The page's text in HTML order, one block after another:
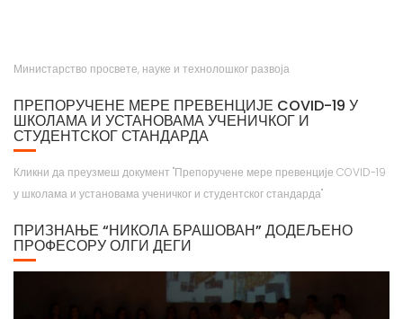
Министарство просвете, науке и технолошког развоја
ПРЕПОРУЧЕНЕ МЕРЕ ПРЕВЕНЦИЈЕ COVID-19 У
ШКОЛАМА И УСТАНОВАМА УЧЕНИЧКОГ И
СТУДЕНТСКОГ СТАНДАРДА
Кликни да преузмеш документ "Препоручене мере превенције COVID-19
у школама и установама ученичког и студентског стандарда"
ПРИЗНАЊЕ “НИКОЛА БРАШОВАН” ДОДЕЉЕНО
ПРОФЕСОРУ ОЛГИ ДЕГИ